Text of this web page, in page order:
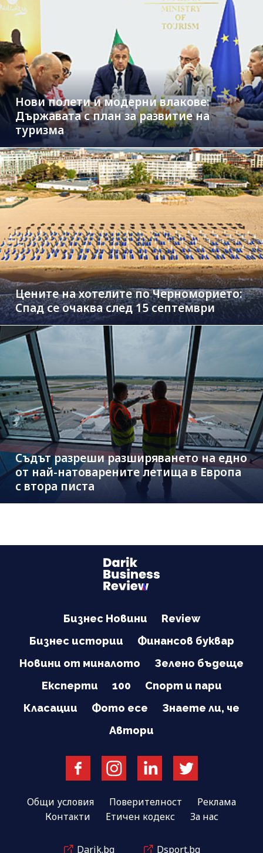
Нови полети и модерни влакове:
Държавата с план за развитие на
туризма
Цените на хотелите по Черноморието:
Спад се очаква след 15 септември
Съдът разреши разширяването на едно
от най-натоварените летища в Европа
с втора писта
Бизнес Новини
Review
Бизнес истории
Финансов буквар
Новини от миналото
Зелено бъдеще
Експерти
100
Спорт и пари
Класации
Фото есе
Знаете ли, че
Автори
Общи условия Поверителност
Реклама
Контакти
Етичен кодекс За нас
Darik.bg Dsport.bg